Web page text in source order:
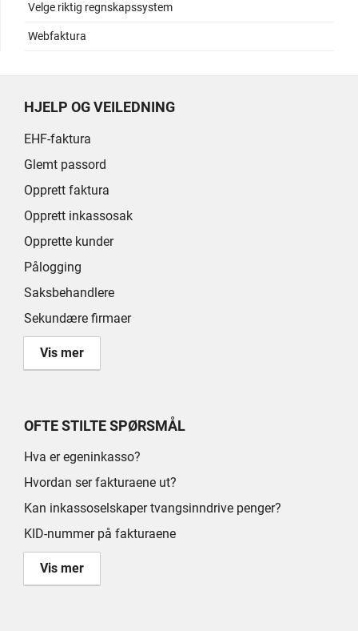
Velge riktig regnskapssystem
Webfaktura
HJELP OG VEILEDNING
EHF-faktura
Glemt passord
Opprett faktura
Opprett inkassosak
Opprette kunder
Pålogging
Saksbehandlere
Sekundære firmaer
Vis mer
OFTE STILTE SPØRSMÅL
Hva er egeninkasso?
Hvordan ser fakturaene ut?
Kan inkassoselskaper tvangsinndrive penger?
KID-nummer på fakturaene
Vis mer